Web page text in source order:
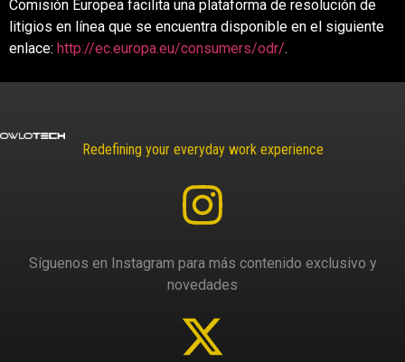
Comisión Europea facilita una plataforma de resolución de
litigios en línea que se encuentra disponible en el siguiente
enlace: http://ec.europa.eu/consumers/odr/.
Redefining your everyday work experience
Síguenos en Instagram para más contenido exclusivo y
novedades